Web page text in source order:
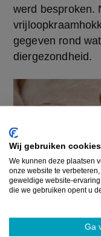
Wij gebruiken cookies
We kunnen deze plaatsen
onze website te
geweldige website-
die we gebruiken opent u
Ga
werd besproken.
gegeven rond
diergezondheid.